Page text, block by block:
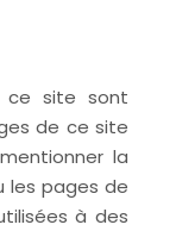
ce site sont
de ce site
la
les pages de
à des